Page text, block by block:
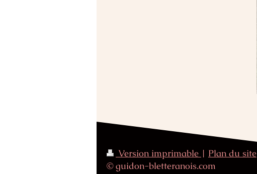
Version imprimable | Plan du site
© guidon-bletteranois.com